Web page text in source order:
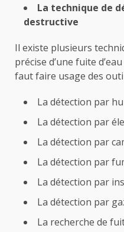
La technique de
destructive
Il existe plusieurs
précise d’une fuite
faut faire usage des
La détection par
La détection par
La détection par
La détection par
La détection par
La détection par
La recherche de